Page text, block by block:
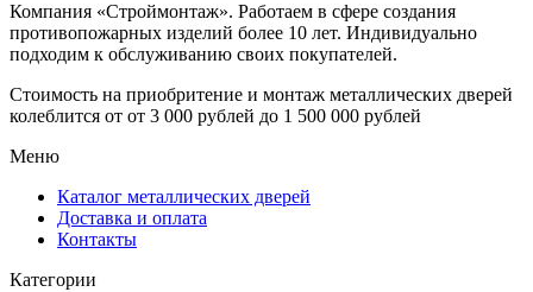
Компания «Строймонтаж». Работаем в сфере создания
противопожарных изделий более 10 лет. Индивидуально
подходим к обслуживанию своих покупателей.
Стоимость на приобритение и монтаж металлических дверей
колеблится от от 3 000 рублей до 1 500 000 рублей
Меню
Каталог металлических дверей
Доставка и оплата
Контакты
Категории